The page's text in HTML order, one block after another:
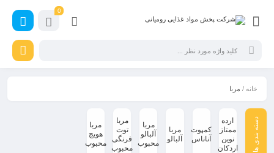
0
خانه / مربا
ارده
ممتاز
نوین
اردکان
کمپوت
آناناس
مربا
آلبالو
مربا
آلبالو
محبوب
مربا
توت
فرنگی
محبوب
مربا
هویج
محبوب